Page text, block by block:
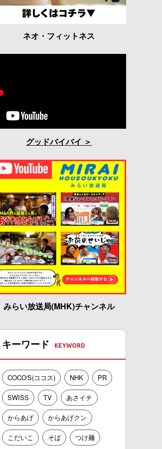
ネオ・フィットネス
グッドバイバイ
みらい放送局(MHK)チャンネル
キーワード
COCO'S(ココス) NHK PR
SWISS TV あさイチ
からあげ からあげクン
こだいこ そば つけ麺